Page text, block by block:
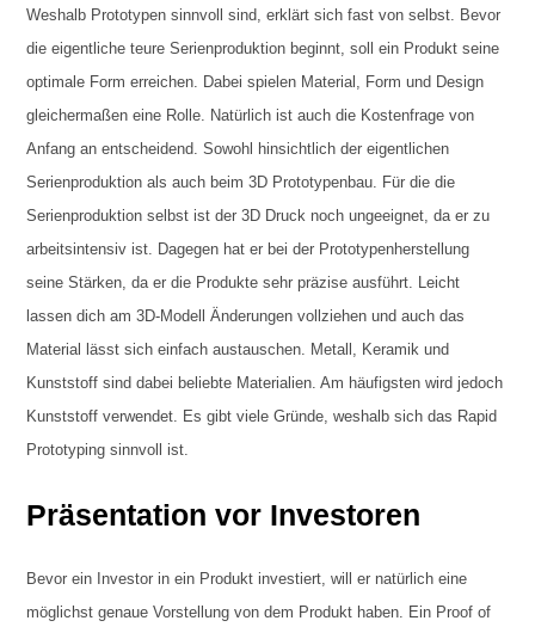
Weshalb Prototypen sinnvoll sind, erklärt sich fast von selbst. Bevor
die eigentliche teure Serienproduktion beginnt, soll ein Produkt seine
optimale Form erreichen. Dabei spielen Material, Form und Design
gleichermaßen eine Rolle. Natürlich ist auch die Kostenfrage von
Anfang an entscheidend. Sowohl hinsichtlich der eigentlichen
Serienproduktion als auch beim 3D Prototypenbau. Für die die
Serienproduktion selbst ist der 3D Druck noch ungeeignet, da er zu
arbeitsintensiv ist. Dagegen hat er bei der Prototypenherstellung
seine Stärken, da er die Produkte sehr präzise ausführt. Leicht
lassen dich am 3D-Modell Änderungen vollziehen und auch das
Material lässt sich einfach austauschen. Metall, Keramik und
Kunststoff sind dabei beliebte Materialien. Am häufigsten wird jedoch
Kunststoff verwendet. Es gibt viele Gründe, weshalb sich das Rapid
Prototyping sinnvoll ist.
Präsentation vor Investoren
Bevor ein Investor in ein Produkt investiert, will er natürlich eine
möglichst genaue Vorstellung von dem Produkt haben. Ein Proof of